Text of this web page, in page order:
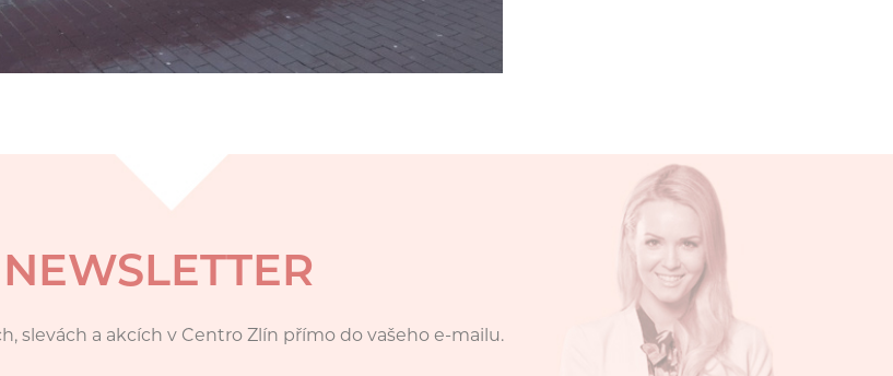
NEWSLETTER
slevách a akcích v Centro Zlín přímo do vašeho e-mailu.